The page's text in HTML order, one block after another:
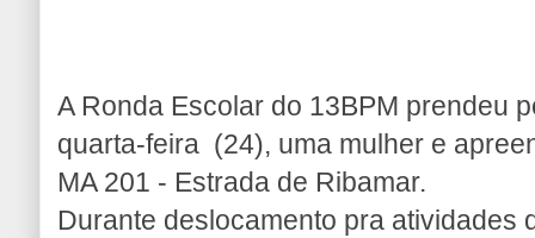
A Ronda Escolar do 13BPM prendeu
quarta-feira (24), uma mulher e
MA 201 - Estrada de Ribamar.
Durante deslocamento pra atividades